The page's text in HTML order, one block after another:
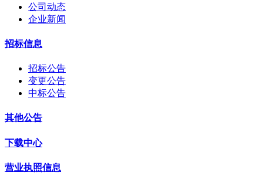
公司动态
企业新闻
招标信息
招标公告
变更公告
中标公告
其他公告
下载中心
营业执照信息